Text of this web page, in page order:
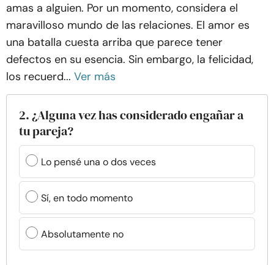
amas a alguien. Por un momento, considera el
maravilloso mundo de las relaciones. El amor es
una batalla cuesta arriba que parece tener
defectos en su esencia. Sin embargo, la felicidad,
los recuerd... Ver más
2. ¿Alguna vez has considerado engañar a
tu pareja?
Lo pensé una o dos veces
Sí, en todo momento
Absolutamente no